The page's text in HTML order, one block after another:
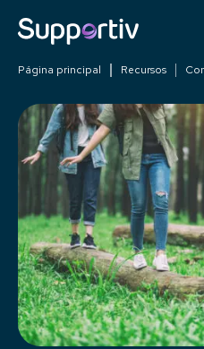
Página principal Recursos